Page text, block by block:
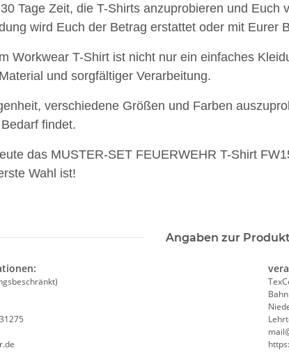
Tage Zeit, die T-Shirts anzuprobieren und
wird Euch der Betrag erstattet oder mit Eurer
Workwear T-Shirt ist nicht nur ein einfaches
und sorgfältiger Verarbeitung.
verschiedene Größen und Farben
findet.
das MUSTER-SET FEUERWEHR T-Shirt
Wahl ist!
Angaben zur